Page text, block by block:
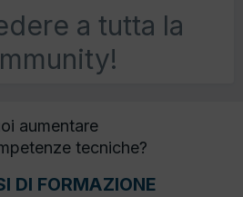
a tutta la
aumentare
tecniche?
DI FORMAZIONE